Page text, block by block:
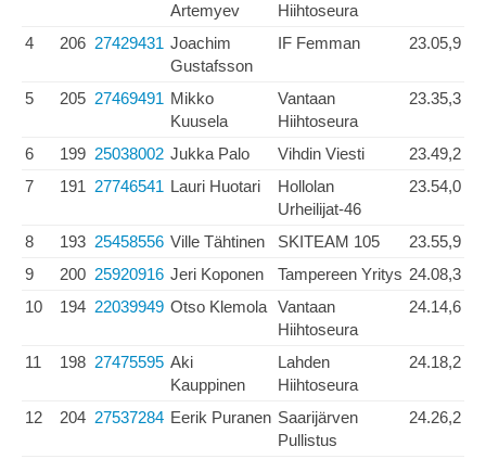
Artemyev
Hiihtoseura
4 206 27429431 Joachim
Gustafsson
IF Femman 23.05,9
5 205 27469491 Mikko
Kuusela
Vantaan
Hiihtoseura
23.35,3
6 199 25038002 Jukka Palo Vihdin Viesti
23.49,2
7
191 27746541 Lauri Huotari
Hollolan
Urheilijat-46
23.54,0
8 193 25458556 Ville Tähtinen SKITEAM 105
23.55,9
9
200 25920916 Jeri Koponen Tampereen Yritys 24.08,3
10
194 22039949 Otso Klemola Vantaan
Hiihtoseura
24.14,6
11 198 27475595 Aki
Kauppinen
Lahden
Hiihtoseura
24.18,2
12 204 27537284 Eerik Puranen Saarijärven
Pullistus
24.26,2